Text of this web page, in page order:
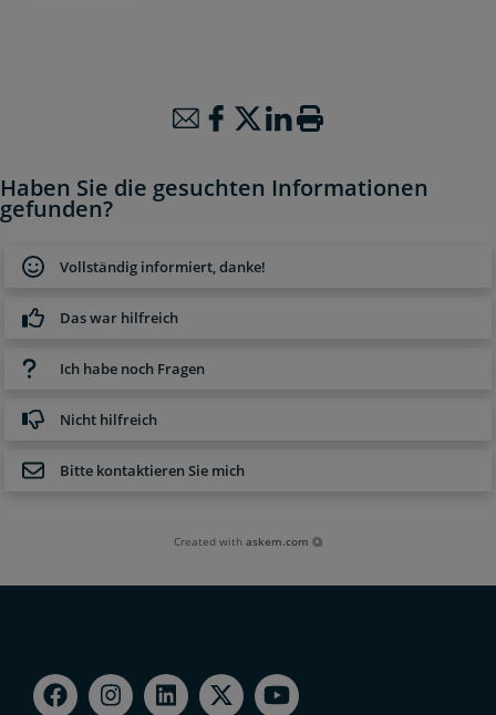
Haben Sie die gesuchten Informationen
gefunden?
Vollständig informiert, danke!
Das war hilfreich
Ich habe noch Fragen
Nicht hilfreich
Bitte kontaktieren Sie mich
Created withaskem.com